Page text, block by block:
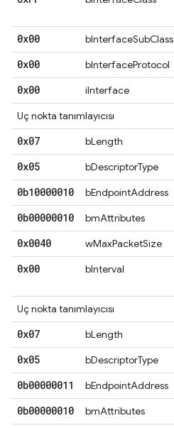
0x00 bInterfaceSubClass
0x00 bInterfaceProtocol
0x00 iInterface
Uç nokta tanımlayıcısı
0x07 bLength
0x05 bDescriptorType
0b10000010 bEndpointAddress
0b00000010 bmAttributes
0x0040 wMaxPacketSize
0x00 bInterval
Uç nokta tanımlayıcısı
0x07 bLength
0x05 bDescriptorType
0b00000011 bEndpointAddress
0b00000010 bmAttributes